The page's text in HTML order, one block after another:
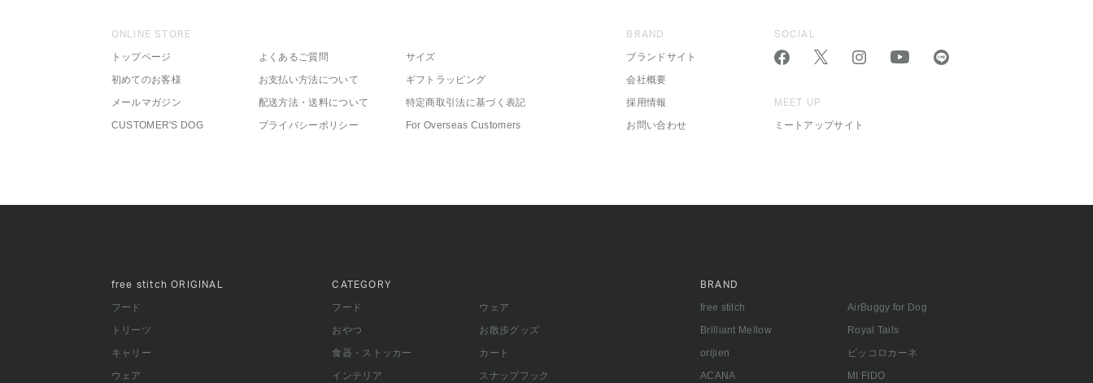
ONLINE STORE
トップページ
初めてのお客様
メールマガジン
CUSTOMER'S DOG
よくあるご質問
お支払い方法について
配送方法・送料について
プライバシーポリシー
サイズ
ギフトラッピング
特定商取引法に基づく表記
For Overseas Customers
BRAND
ブランドサイト
会社概要
採用情報
お問い合わせ
SOCIAL
MEET UP
ミートアップサイト
free stitchORIGINAL
フード
トリーツ
キャリー
ウェア
CATEGORY
フード
おやつ
食器・ストッカー
インテリア
ウェア
お散歩グッズ
カート
スナップフック
BRAND
free stitch
Brilliant Mellow
orijien
ACANA
AirBuggy for Dog
Royal Tails
ピッコロカーネ
MI FIDO